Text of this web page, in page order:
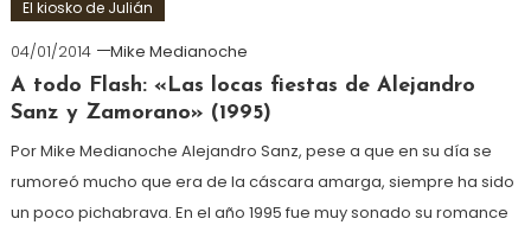
El kiosko de Julián
04/01/2014
Mike Medianoche
A todo Flash: «Las locas fiestas de Alejandro
Sanz y Zamorano» (1995)
Por Mike Medianoche Alejandro Sanz, pese a que en su día se
rumoreó mucho que era de la cáscara amarga, siempre ha sido
un poco pichabrava. En el año 1995 fue muy sonado su romance